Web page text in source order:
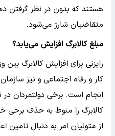
هستند که بدون در نظر گرفتن
متقاضیان شارژ می‌شود.
مبلغ کالابرگ افزایش می‌یابد؟
رایزنی برای افزایش کالابرگ بین
کار و رفاه اجتماعی و نیز
انجام است. برخی دولتمردان در
کالابرگ را منوط به حذف برخی
از متولیان امر به دنبال تامین